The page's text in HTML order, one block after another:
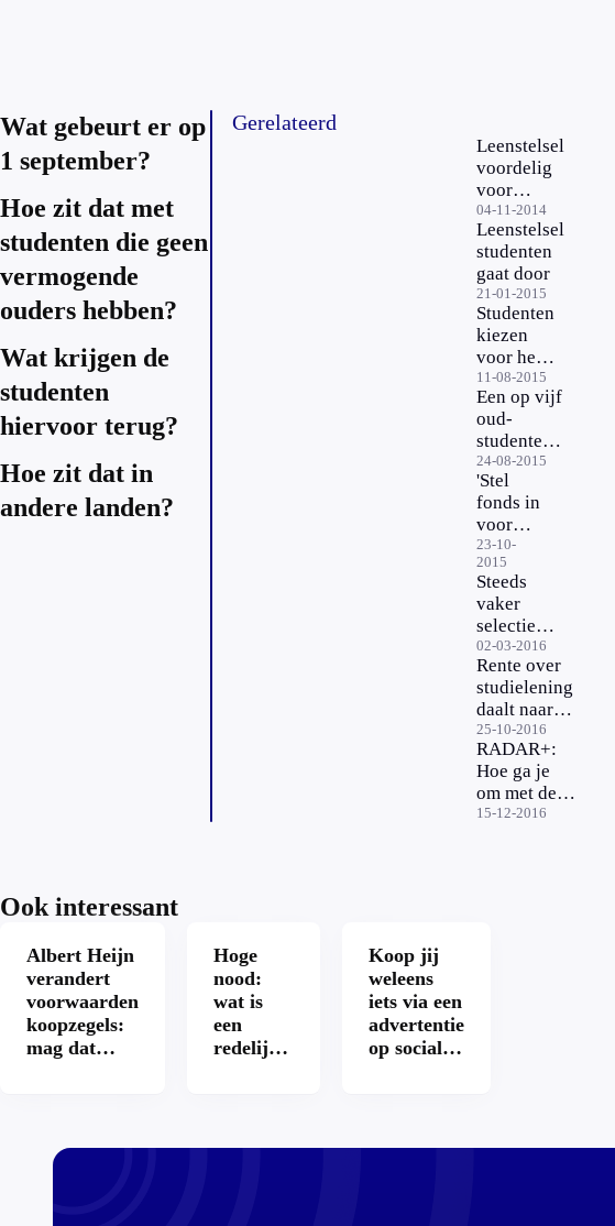
Wat gebeurt er op
1 september?
Hoe zit dat met
studenten die geen
vermogende
ouders hebben?
Wat krijgen de
studenten
hiervoor terug?
Hoe zit dat in
andere landen?
Gerelateerd
Leenstelsel
voordelig
voor
student
met schuld
04-11-2014
Leenstelsel
studenten
gaat door
21-01-2015
Studenten
kiezen
voor het
grote
geld
11-08-2015
Een op vijf
oud-
studenten
wanbetaler
24-08-2015
'Stel
fonds in
voor
arme
mbo'ers'
23-10-
2015
Steeds
vaker
selectieve
toelating
bij
masters
02-03-2016
Rente over
studielening
daalt naar 0
procent
25-10-2016
RADAR+:
Hoe ga je
om met de
studiekosten
15-12-2016
Ook interessant
Albert Heijn
verandert
voorwaarden
koopzegels:
mag dat
Hoge
nood:
wat is
een
redelijke
Koop jij
weleens
iets via een
advertentie
op sociale